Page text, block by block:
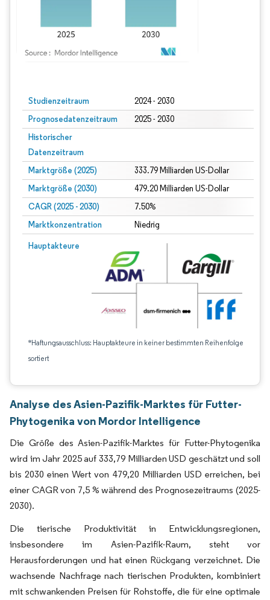
Studienzeitraum 2024 - 2030
Prognosedatenzeitraum 2025 - 2030
Historischer
Datenzeitraum
Marktgröße (2025)
333.79 Milliarden US-Dollar
Marktgröße (2030) 479.20 Milliarden US-Dollar
CAGR (2025 - 2030) 7.50%
Marktkonzentration Niedrig
Hauptakteure
*Haftungsausschluss: Hauptakteure in keiner bestimmten Reihenfolge
sortiert
Analyse des Asien-Pazifik-Marktes für Futter-
Phytogenika von Mordor Intelligence
Die Größe des Asien-Pazifik-Marktes für Futter-Phytogenika
wird im Jahr 2025 auf 333,79 Milliarden USD geschätzt und soll
bis 2030 einen Wert von 479,20 Milliarden USD erreichen, bei
einer CAGR von 7,5 % während des Prognosezeitraums (2025-
2030).
Die tierische Produktivität in Entwicklungsregionen,
insbesondere im Asien-Pazifik-Raum, steht vor
Herausforderungen und hat einen Rückgang verzeichnet. Die
wachsende Nachfrage nach tierischen Produkten, kombiniert
mit schwankenden Preisen für Rohstoffe, die für eine optimale